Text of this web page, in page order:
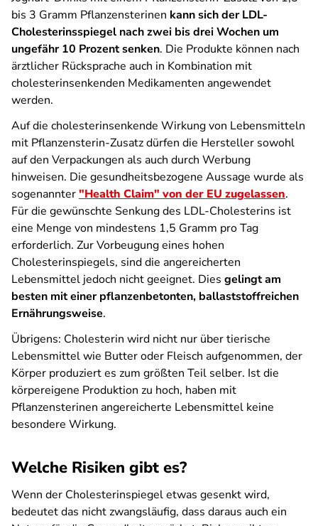
bis 3 Gramm Pflanzensterinen kann sich der LDL-
Cholesterinsspiegel nach zwei bis drei Wochen um
ungefähr 10 Prozent senken. Die Produkte können nach
ärztlicher Rücksprache auch in Kombination mit
cholesterinsenkenden Medikamenten angewendet
werden.
Auf die cholesterinsenkende Wirkung von Lebensmitteln
mit Pflanzensterin-Zusatz dürfen die Hersteller sowohl
auf den Verpackungen als auch durch Werbung
hinweisen. Die gesundheitsbezogene Aussage wurde als
sogenannter"Health Claim" von der EU zugelassen.
Für die gewünschte Senkung des LDL-Cholesterins ist
eine Menge von mindestens 1,5 Gramm pro Tag
erforderlich. Zur Vorbeugung eines hohen
Cholesterinspiegels, sind die angereicherten
Lebensmittel jedoch nicht geeignet. Dies gelingt am
besten mit einer pflanzenbetonten, ballaststoffreichen
Ernährungsweise.
Übrigens: Cholesterin wird nicht nur über tierische
Lebensmittel wie Butter oder Fleisch aufgenommen, der
Körper produziert es zum größten Teil selber. Ist die
körpereigene Produktion zu hoch, haben mit
Pflanzensterinen angereicherte Lebensmittel keine
besondere Wirkung.
Welche Risiken gibt es?
Wenn der Cholesterinspiegel etwas gesenkt wird,
bedeutet das nicht zwangsläufig, dass daraus auch ein